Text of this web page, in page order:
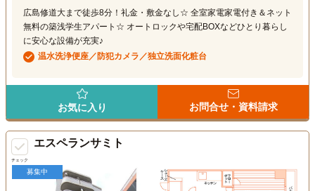
広島修道大まで徒歩8分！礼金・敷金なし☆ 全室家電家電付き＆ネット
無料の築浅学生アパート☆ オートロックや宅配BOXなどひとり暮らし
に安心な設備が充実♪
温水洗浄便座／防犯カメラ／独立洗面化粧台
お気に入り お問合せ・資料請求
チェック
エスペランサミト
募集中